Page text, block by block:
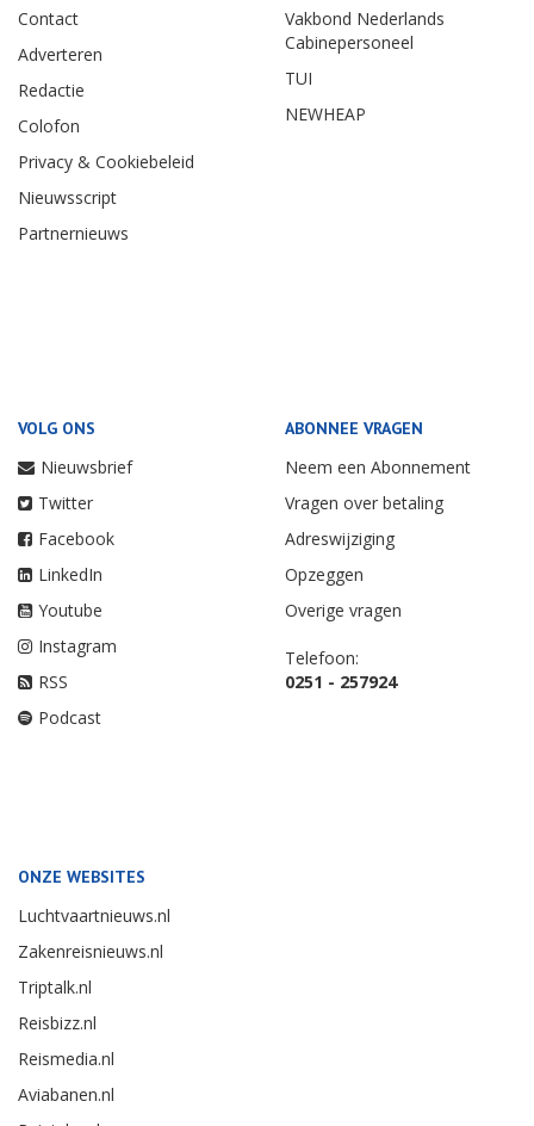
Contact
Adverteren
Redactie
Colofon
Privacy & Cookiebeleid
Nieuwsscript
Partnernieuws
Vakbond Nederlands
Cabinepersoneel
TUI
NEWHEAP
VOLG ONS
Nieuwsbrief
Twitter
Facebook
LinkedIn
Youtube
Instagram
RSS
Podcast
ABONNEE VRAGEN
Neem een Abonnement
Vragen over betaling
Adreswijziging
Opzeggen
Overige vragen
Telefoon:
0251 - 257924
ONZE WEBSITES
Luchtvaartnieuws.nl
Zakenreisnieuws.nl
Triptalk.nl
Reisbizz.nl
Reismedia.nl
Aviabanen.nl